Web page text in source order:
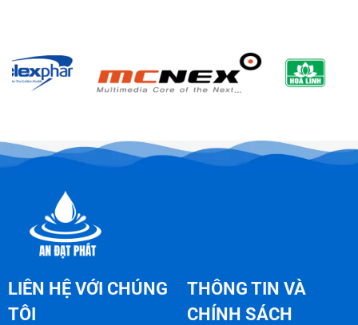
LIÊN HỆ VỚI CHÚNG
TÔI
THÔNG TIN VÀ
CHÍNH SÁCH